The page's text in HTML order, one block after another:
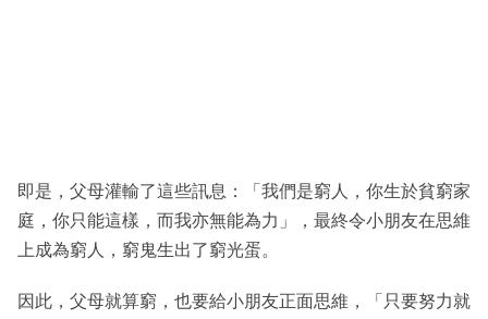
即是，父母灌輸了這些訊息：「我們是窮人，你生於貧窮家
庭，你只能這樣，而我亦無能為力」，最終令小朋友在思維
上成為窮人，窮鬼生出了窮光蛋。
因此，父母就算窮，也要給小朋友正面思維，「只要努力就